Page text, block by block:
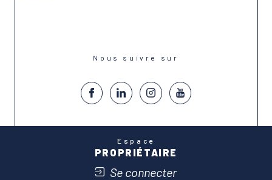
Nous suivre sur
Espace
PROPRIÉTAIRE
Se connecter